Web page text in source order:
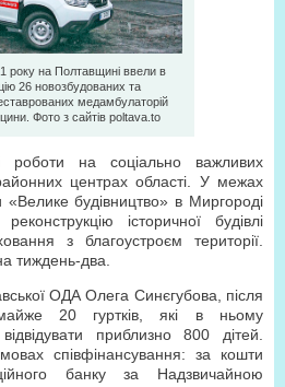
року на Полтавщині ввели в
26 новозбудованих та
медамбулаторій
Фото з сайтів poltava.to
роботи на соціально важливих
центрах області. У межах
«Велике будівництво» в Миргороді
історичної будівлі
з благоустроєм території.
тиждень-два.
ОДА Олега Синєгубова, після
майже 20 гуртків, які в ньому
приблизно 800 дітей.
співфінансування: за кошти
банку за Надзвичайною